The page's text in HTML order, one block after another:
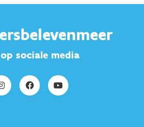
sociale media